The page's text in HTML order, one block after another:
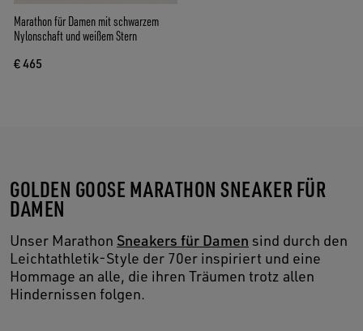
Marathon für Damen mit schwarzem
Nylonschaft und weißem Stern
€ 465
GOLDEN GOOSE MARATHON SNEAKER FÜR
DAMEN
Unser Marathon Sneakers für Damen sind durch den
Leichtathletik-Style der 70er inspiriert und eine
Hommage an alle, die ihren Träumen trotz allen
Hindernissen folgen.